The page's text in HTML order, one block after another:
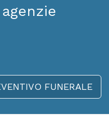
FUNERALE